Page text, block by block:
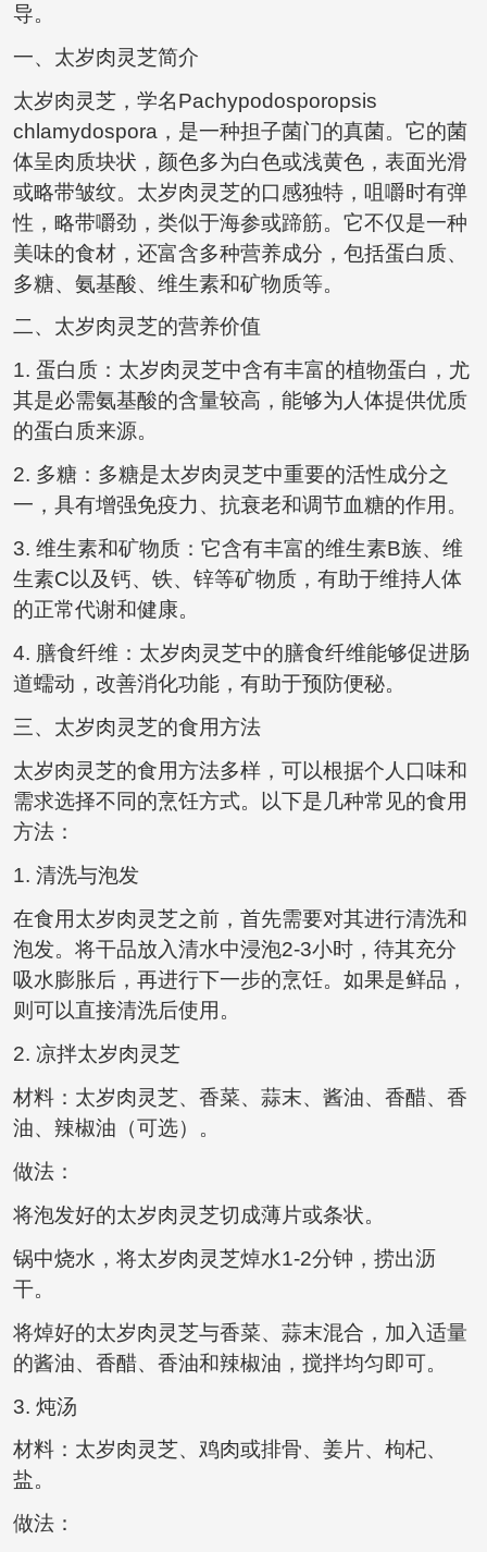
导。
一、 太岁肉灵芝简介
太岁肉灵芝，学名Pachypodosporopsis
chlamydospora，是一种担子菌门的真菌。它的菌
体呈肉质块状，颜色多为白色或浅黄色，表面光滑
或略带皱纹。太岁肉灵芝的口感独特，咀嚼时有弹
性，略带嚼劲，类似于海参或蹄筋。它不仅是一种
美味的食材，还富含多种营养成分，包括蛋白质、
多糖、氨基酸、维生素和矿物质等。
二、太岁肉灵芝的营养价值
1. 蛋白质：太岁肉灵芝中含有丰富的植物蛋白，尤
其是必需氨基酸的含量较高，能够为人体提供优质
的蛋白质来源。
2. 多糖：多糖是太岁肉灵芝中重要的活性成分之
一，具有增强免疫力、抗衰老和调节血糖的作用。
3. 维生素和矿物质：它含有丰富的维生素B族、维
生素C以及钙、铁、锌等矿物质，有助于维持人体
的正常代谢和健康。
4. 膳食纤维：太岁肉灵芝中的膳食纤维能够促进肠
道蠕动，改善消化功能，有助于预防便秘。
三、太岁肉灵芝的食用方法
太岁肉灵芝的食用方法多样，可以根据个人口味和
需求选择不同的烹饪方式。以下是几种常见的食用
方法：
1. 清洗与泡发
在食用太岁肉灵芝之前，首先需要对其进行清洗和
泡发。将干品放入清水中浸泡2-3小时，待其充分
吸水膨胀后，再进行下一步的烹饪。如果是鲜品，
则可以直接清洗后使用。
2. 凉拌太岁肉灵芝
材料：太岁肉灵芝、香菜、蒜末、酱油、香醋、香
油、辣椒油（可选）。
做法：
将泡发好的太岁肉灵芝切成薄片或条状。
锅中烧水，将太岁肉灵芝焯水1-2分钟，捞出沥
干。
将焯好的太岁肉灵芝与香菜、蒜末混合，加入适量
的酱油、香醋、香油和辣椒油，搅拌均匀即可。
3. 炖汤
材料：太岁肉灵芝、鸡肉或排骨、姜片、枸杞、
盐。
做法：